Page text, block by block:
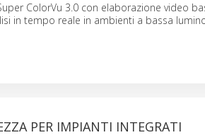
ColorVu 3.0 con elaborazione video
in tempo reale in ambienti a bassa
PER IMPIANTI INTEGRATI